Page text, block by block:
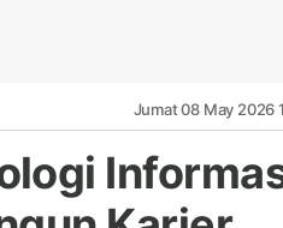
Jumat 08 May 2026